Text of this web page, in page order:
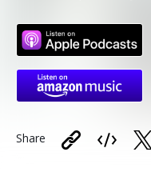
Share